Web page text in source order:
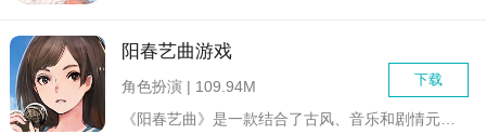
阳春艺曲游戏
下载
角色扮演 | 109.94M